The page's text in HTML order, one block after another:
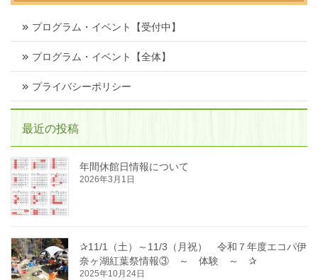
プログラム・イベント【受付中】
プログラム・イベント【全体】
プライバシーポリシー
最近の投稿
年間休館日情報について
2026年3月1日
✰11/1（土）～11/3（月祝） 令和７年度エコパ伊
奈ヶ湖紅葉祭情報③ ～ 体験 ～ ✰
2025年10月24日